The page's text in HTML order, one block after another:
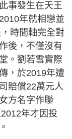
事發生在天王
年就相戀並
時間軸完全對
後，不僅沒有
。劉若雪實際
，於2019年遭
賠償22萬元人
方名字作聯
年才因投